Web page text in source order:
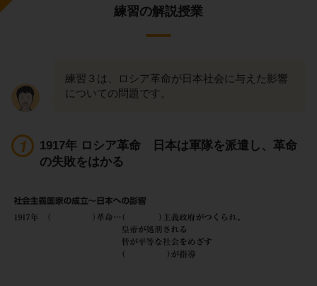
練習の解説授業
練習３は、ロシア革命が日本社会に与えた影響
についての問題です。
1917年 ロシア革命 日本は軍隊を派遣し、革命
の失敗をはかる